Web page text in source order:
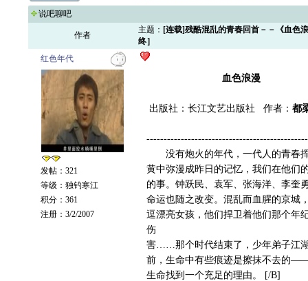
说吧聊吧
作者
主题： [连载]残酷混乱的青春回首－－《血色
终］
红色年代
发帖：321
等级：独钓寒江
积分：361
注册：3/2/2007
血色浪漫
出版社：长江文艺出版社 作者：都
没有炮火的年代，一代人的青春挥
黄中弥漫成昨日的记忆，我们在他们
的事。钟跃民、袁军、张海洋、李
命运也随之改变。混乱而血腥的京城
逗漂亮女孩，他们捍卫着他们那个年
伤
害……那个时代结束了，少年弟子江
前，生命中有些痕迹是擦抹不去的
生命找到一个充足的理由。 [/B]